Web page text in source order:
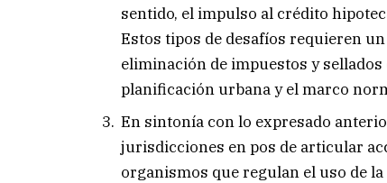
sentido, el impulso al crédito
Estos tipos de desafíos requieren
eliminación de impuestos y
planificación urbana y el marco
En sintonía con lo expresado
jurisdicciones en pos de articular
organismos que regulan el uso de